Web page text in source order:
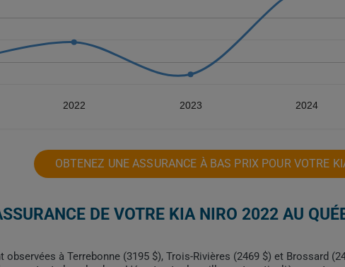
2022 2023 2024
OBTENEZ UNE ASSURANCE À BAS PRIX POUR VOTRE
DE VOTRE KIA NIRO 2022 AU
à Terrebonne (3195 $), Trois-Rivières (2469 $) et Brossard